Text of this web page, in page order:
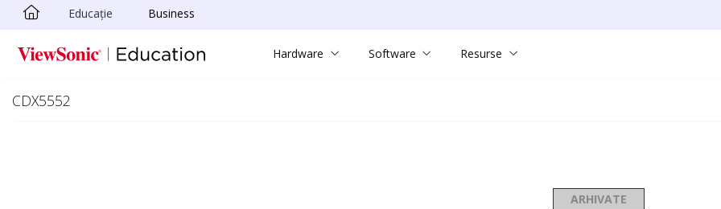
Sari la conținutul principal
Educație Business
Hardware Software Resurse
CDX5552
ARHIVATE